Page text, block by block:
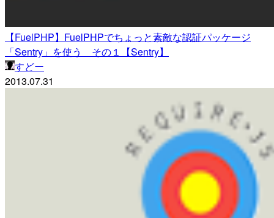
【FuelPHP】FuelPHPでちょっと素敵な認証パッケージ
「Sentry」を使う その１【Sentry】
すどー
2013.07.31